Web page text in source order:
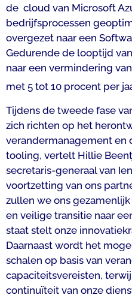
de cloud van Microsoft
bedrijfsprocessen
overgezet naar een
Gedurende de looptijd
naar een vermindering
met 5 tot 10 procent per
Tijdens de tweede fase
zich richten op het
verandermanagement en
tooling, vertelt Hillie
secretaris-generaal van
voortzetting van ons
zullen we ons
en veilige transitie naar
staat stelt onze
Daarnaast wordt het
schalen op basis van
capaciteitsvereisten,
continuïteit van onze